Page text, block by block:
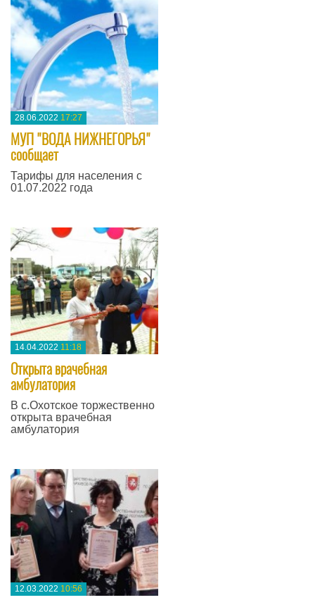
28.06.2022 17:27
МУП "ВОДА НИЖНЕГОРЬЯ"
сообщает
Тарифы для населения с
01.07.2022 года
14.04.2022 11:18
Открыта врачебная
амбулатория
В с.Охотское торжественно
открыта врачебная
амбулатория
12.03.2022 10:56